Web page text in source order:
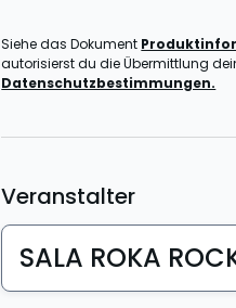
Siehe das Dokument
autorisierst du die Übermittlung
Datenschutzbestimmungen.
Veranstalter
SALA ROKA